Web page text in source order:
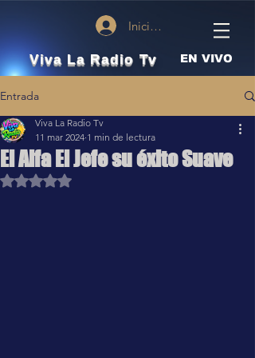
Iniciar sesión
Viva La Radio Tv EN VIVO
Entrada
El Alfa El Jefe su éxito Suave
Viva La Radio Tv
11 mar 2024 1 min de lectura
Obtuvo NaN de 5 estrellas.